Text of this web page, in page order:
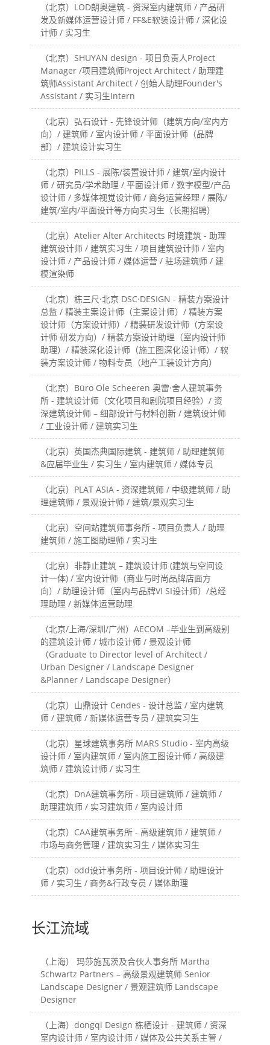
（北京）LOD朗奥建筑 - 资深室内建筑师 / 产品研
发及新媒体运营设计师 / FF&E软装设计师 / 深化设
计师 / 实习生
（北京）SHUYAN design - 项目负责人Project
Manager /项目建筑师Project Architect / 助理建
筑师Assistant Architect / 创始人助理Founder's
Assistant / 实习生Intern
（北京）弘石设计 - 先锋设计师（建筑方向/室内方
向）/ 建筑师 / 室内设计师 / 平面设计师（品牌
部）/ 建筑设计实习生
（北京）PILLS - 展陈/装置设计师 / 建筑/室内设计
师 / 研究员/学术助理 / 平面设计师 / 数字模型/产品
设计师 / 多媒体视觉设计师 / 商务运营经理 / 展陈/
建筑/室内/平面设计等方向实习生（长期招聘）
（北京）Atelier Alter Architects 时境建筑 - 助理
建筑设计师 / 建筑实习生 / 项目建筑设计师 / 室内
设计师 / 产品设计师 / 媒体运营 / 驻场建筑师 / 建
模渲染师
（北京）栋三尺·北京 DSC·DESIGN - 精装方案设计
总监 / 精装主案设计师（主案设计师）/ 精装方案
设计师（方案设计师）/ 精装研发设计师（方案设
计师 研发方向）/ 精装方案设计助理（室内设计师
助理）/ 精装深化设计师（施工图深化设计师）/ 软
装方案设计师 / 物料专员（地产工装设计方向）
（北京）Büro Ole Scheeren 奥雷·舍人建筑事务
所 - 建筑设计师（文化项目和剧院项目经验）/ 资
深建筑设计师 – 细部设计与材料创新 / 建筑设计师
/ 工业设计师 / 建筑实习生
（北京）英国杰典国际建筑 - 建筑师 / 助理建筑师
&应届毕业生 / 实习生 / 室内建筑师 / 媒体专员
（北京）PLAT ASIA - 资深建筑师 / 中级建筑师 / 助
理建筑师 / 景观设计师 / 建筑/景观实习生
（北京）空间站建筑师事务所 - 项目负责人 / 助理
建筑师 / 施工图助理师 / 实习生
（北京）非静止建筑 – 建筑设计师 (建筑与空间设
计一体) / 室内设计师（商业与时尚品牌店面方
向）/ 助理设计师（室内与品牌VI SI设计师）/总经
理助理 / 新媒体运营助理
（北京/上海/深圳/广州）AECOM –毕业生到高级别
的建筑设计师 / 城市设计师 / 景观设计师
（Graduate to Director level of Architect /
Urban Designer / Landscape Designer
&Planner / Landscape Designer）
（北京）山鼎设计 Cendes - 设计总监 / 室内建筑
师 / 建筑师 / 新媒体运营专员 / 建筑实习生
（北京）星球建筑事务所 MARS Studio - 室内高级
设计师 / 室内建筑师 / 室内施工图设计师 / 高级建
筑师 / 建筑设计师 / 实习生
（北京）DnA建筑事务所 - 项目建筑师 / 建筑师 /
助理建筑师 / 实习建筑师 / 室内设计师
（北京）CAA建筑事务所 - 高级建筑师 / 建筑师 /
市场与商务管理 / 建筑实习生 / 媒体实习生
（北京）odd设计事务所 - 项目设计师 / 助理设计
师 / 实习生 / 商务&行政专员 / 媒体助理
长江流域
（上海） 玛莎施瓦茨及合伙人事务所 Martha
Schwartz Partners – 高级景观建筑师 Senior
Landscape Designer / 景观建筑师 Landscape
Designer
（上海）dongqi Design 栋栖设计 - 建筑师 / 资深
室内设计师 / 室内设计师 / 媒体及公共关系主管 /